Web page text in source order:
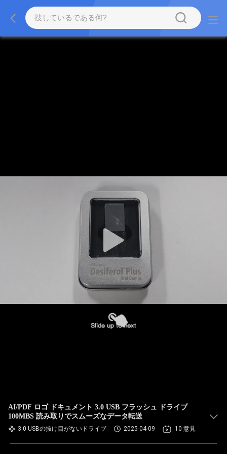
AI/PDF ロゴ ドキュメント 3.0 USB フラッシュ ドライブ
100MBS 読み取りでスムーズなデータ転送
3.0 USBの抜け目がないドライブ 2025-04-09 10 意見